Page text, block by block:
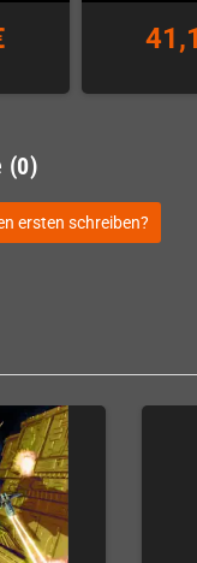
(0)
ersten schreiben?